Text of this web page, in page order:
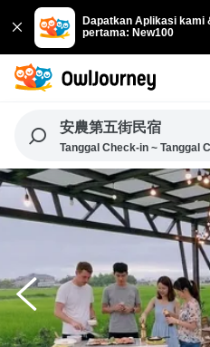
Dapatkan Aplikasi kami
pertama: New100
安農第五街民宿
Tanggal Check-in ~ Tanggal